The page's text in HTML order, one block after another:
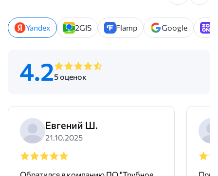
Yandex 2GIS Flamp Google
4.25 оценок
Евгений Ш.
21.10.2025